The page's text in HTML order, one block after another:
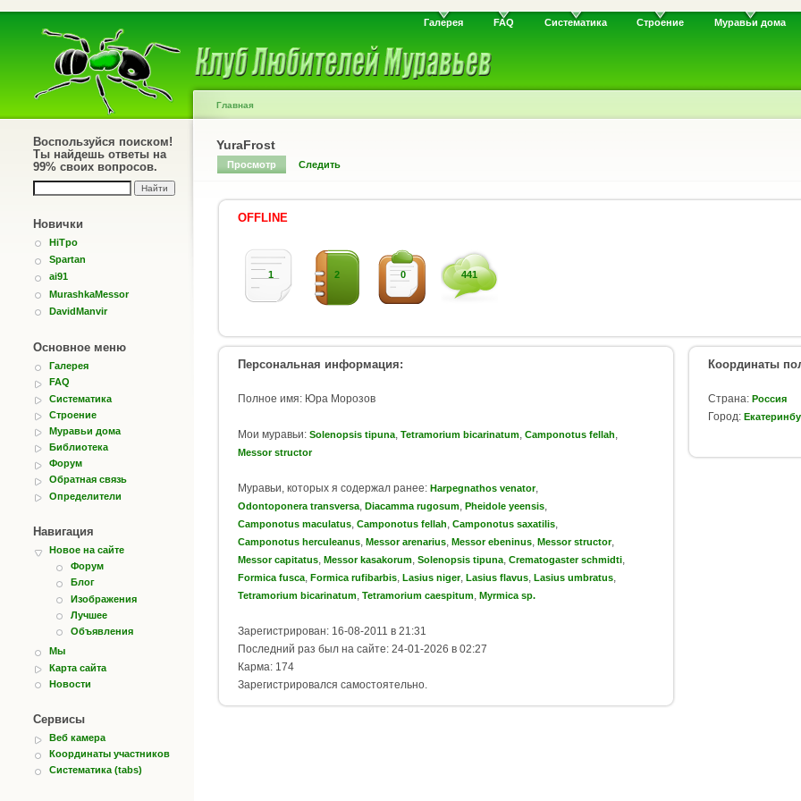
Галерея FAQ Систематика Строение Муравьи дома
Воспользуйся поиском!
Ты найдешь ответы на
99% своих вопросов.
Новички
HiTpo
Spartan
ai91
MurashkaMessor
DavidManvir
Основное меню
Галерея
FAQ
Систематика
Строение
Муравьи дома
Библиотека
Форум
Обратная связь
Определители
Навигация
Новое на сайте
Форум
Блог
Изображения
Лучшее
Объявления
Мы
Карта сайта
Новости
Сервисы
Веб камера
Координаты участников
Систематика (tabs)
Главная
YuraFrost
Просмотр Следить
OFFLINE
1 2 0 441
Персональная информация:
Полное имя: Юра Морозов
Мои муравьи: Solenopsis tipuna, Tetramorium bicarinatum, Camponotus fellah,
Messor structor
Муравьи, которых я содержал ранее: Harpegnathos venator,
Odontoponera transversa, Diacamma rugosum, Pheidole yeensis,
Camponotus maculatus, Camponotus fellah, Camponotus saxatilis,
Camponotus herculeanus, Messor arenarius, Messor ebeninus, Messor structor,
Messor capitatus, Messor kasakorum, Solenopsis tipuna, Crematogaster schmidti,
Formica fusca, Formica rufibarbis, Lasius niger, Lasius flavus, Lasius umbratus,
Tetramorium bicarinatum, Tetramorium caespitum, Myrmica sp.
Зарегистрирован: 16-08-2011 в 21:31
Последний раз был на сайте: 24-01-2026 в 02:27
Карма: 174
Зарегистрировался самостоятельно.
Координаты
Страна: Россия
Город: